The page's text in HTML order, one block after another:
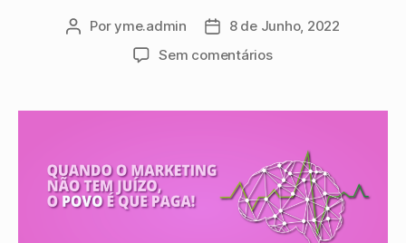
Poryme.admin
8 de Junho, 2022
Sem comentários